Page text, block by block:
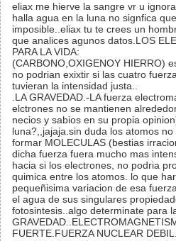
eliax me hierve la sangre vr u
halla agua en la luna no signfica
imposible..eliax tu te crees un
que analices agunos datos.LOS
PARA LA VIDA:
(CARBONO,OXIGENOY HIERRO)
no podrian exixtir si las cuatro
tuvieran la intensidad justa..
.LA GRAVEDAD.-LA fuerza
elctrones no se mantienen
necios y sabios en su propia
luna?,,jajaja.sin duda los atomos
formar MOLECULAS (bestias
dicha fuerza fuera mucho mas
hacia si los electrones, no podria
quimica entre los atomos. lo que
pequeñisima variacion de esa
el agua de sus singulares
fotosintesis..algo determinate para
FUERTE.FUERZA NUCLEAR